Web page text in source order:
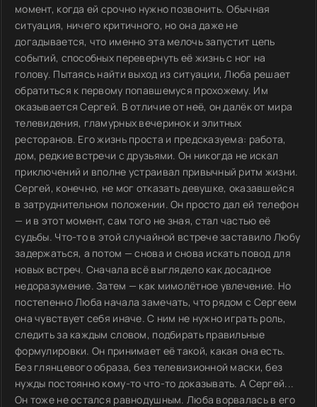
момент, когда ей срочно нужно позвонить. Обычная
ситуация, ничего критичного, но она даже не
догадывается, что именно эта мелочь запустит цепь
событий, способных перевернуть её жизнь с ног на
голову. Пытаясь найти выход из ситуации, Люба решает
обратиться к первому попавшемуся прохожему. Им
оказывается Сергей. В отличие от неё, он далёк от мира
телевидения, гламурных вечеринок и элитных
ресторанов. Его жизнь проста и предсказуема: работа,
дом, редкие встречи с друзьями. Он никогда не искал
приключений и вполне устраивал привычный ритм жизни.
Сергей, конечно, не мог отказать девушке, оказавшейся
в затруднительном положении. Он просто дал ей телефон
— и в этот момент, сам того не зная, стал частью её
судьбы. Что-то в этой случайной встрече заставило Любу
задержаться, а потом — снова и снова искать повод для
новых встреч. Сначала всё выглядело как досадное
недоразумение. Затем — как мимолётное увлечение. Но
постепенно Люба начала замечать, что рядом с Сергеем
она чувствует себя иначе. С ним не нужно играть роль,
следить за каждым словом, подбирать правильные
формулировки. Он принимает её такой, какая она есть.
Без глянцевого образа, без телевизионной маски, без
нужды постоянно кому-то что-то доказывать. А Сергей...
Он тоже не остался равнодушным. Люба ворвалась в его